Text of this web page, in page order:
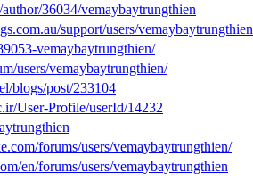
36034/vemaybaytrungthien
support/users/
vemaybaytrungthien/
users/vemaybaytrungthien/
blogs/post/233104
User-Profile/userId/14232
forums/users/vemaybaytrungthien/
en/forums/users/vemaybaytrungthien